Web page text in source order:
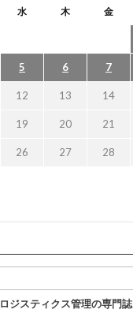
水 木 金
5 6 7
12 13 14
19 20 21
26 27 28
ロジスティクス管理の専門誌